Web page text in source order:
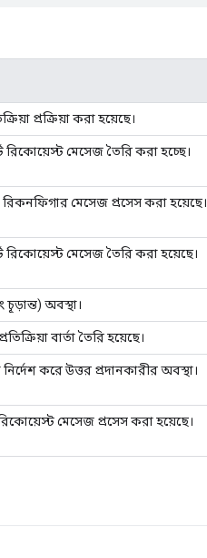
প্রক্রিয়া করা হয়েছে।
রিকোয়েস্ট মেসেজ তৈরি করা হচ্ছে।
রিকনফিগার মেসেজ প্রসেস করা হয়েছে।
রিকোয়েস্ট মেসেজ তৈরি করা হয়েছে।
অবস্থা।
বার্তা তৈরি হয়েছে।
করে উত্তর প্রদানকারীর অবস্থা।
মেসেজ প্রসেস করা হয়েছে।